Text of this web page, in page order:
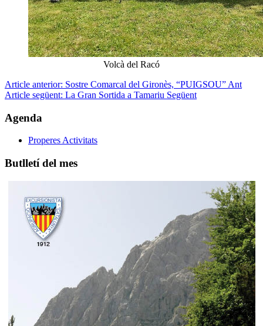
Volcà del Racó
Article anterior: Sostre Comarcal del Gironès, “PUIGSOU” Ant
Article següent: La Gran Sortida a Tamariu Següent
Agenda
Properes Activitats
Butlletí del mes